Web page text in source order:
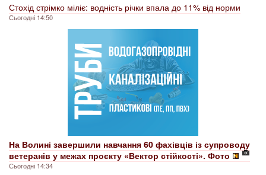
Стохід стрімко міліє: водність річки впала до 11% від норми
Сьогодні 14:50
На Волині завершили навчання 60 фахівців із супроводу
ветеранів у межах проєкту «Вектор стійкості». Фото
Сьогодні 14:34